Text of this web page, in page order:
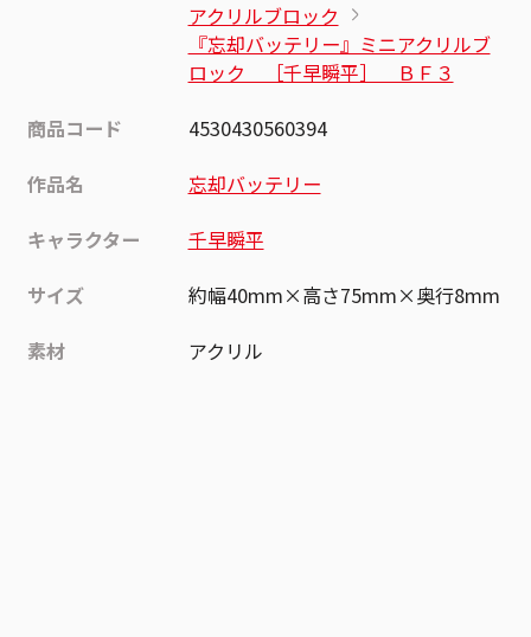
アクリルブロック
『忘却バッテリー』ミニアクリルブ
ロック ［千早瞬平］ ＢＦ３
商品コード
4530430560394
作品名
忘却バッテリー
キャラクター
千早瞬平
サイズ
約幅40mm×高さ75mm×奥行8mm
素材
アクリル